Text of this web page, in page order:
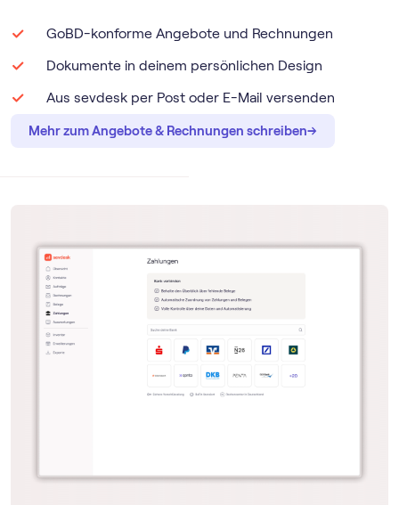
GoBD-konforme Angebote und Rechnungen
Dokumente in deinem persönlichen Design
Aus sevdesk per Post oder E-Mail versenden
Mehr zum Angebote & Rechnungen schreiben→
→